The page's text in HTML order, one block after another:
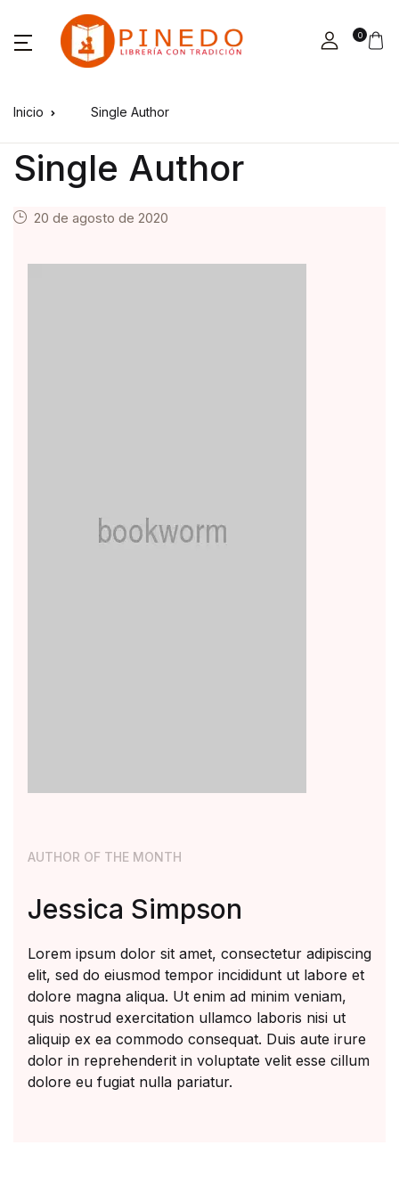
0
Inicio Single Author
Single Author
20 de agosto de 2020
AUTHOR OF THE MONTH
Jessica Simpson
Lorem ipsum dolor sit amet, consectetur adipiscing
elit, sed do eiusmod tempor incididunt ut labore et
dolore magna aliqua. Ut enim ad minim veniam,
quis nostrud exercitation ullamco laboris nisi ut
aliquip ex ea commodo consequat. Duis aute irure
dolor in reprehenderit in voluptate velit esse cillum
dolore eu fugiat nulla pariatur.